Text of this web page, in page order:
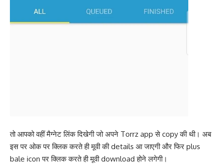
तो आपको वहीं मैग्नेट लिंक दिखेगी जो अपने Torrz app से copy की थी। अब
इस पर ओक पर क्लिक करते ही मूवी की details आ जाएगी और फिर plus
bale icon पर क्लिक करते ही मूवी download होने लगेगी।